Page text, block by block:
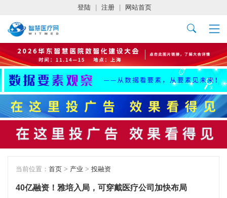
登陆 注册 网站首页
当前位置： 首页 > 产业 > 投融资
40亿融资！雅培入局，可穿戴医疗公司加快布局